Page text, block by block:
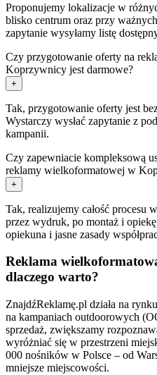
Proponujemy lokalizacje w
blisko centrum oraz przy
zapytanie wysyłamy listę
Czy przygotowanie oferty na
Koprzywnicy jest darmowe?
+
Tak, przygotowanie oferty jest
Wystarczy wysłać zapytanie z
kampanii.
Czy zapewniacie kompleksową
reklamy wielkoformatowej w
+
Tak, realizujemy całość
przez wydruk, po montaż i
opiekuna i jasne zasady
Reklama
dlaczego warto?
ZnajdźReklamę.pl działa na
na kampaniach outdoorowych
sprzedaż, zwiększamy
wyróżniać się w przestrzeni
000 nośników w Polsce – od
mniejsze miejscowości.